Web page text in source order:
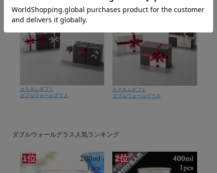
カスタムギフト
ダブルウォールグラス
カスタムギフト
ダブルウォールグラス
ダブルウォールグラス人気ランキング
1位 2位